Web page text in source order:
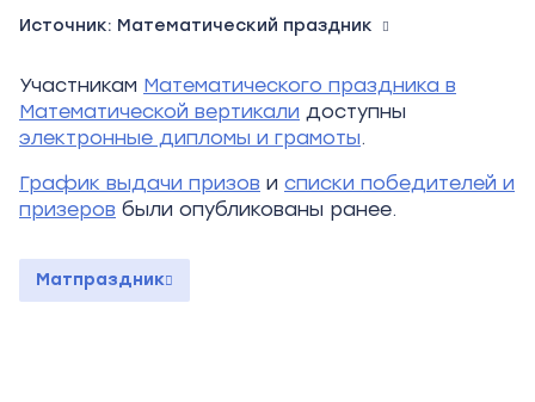
Источник: Математический праздник
Участникам Математического праздника в
Математической вертикали доступны
электронные дипломы и грамоты.
График выдачи призов и списки победителей и
призеров были опубликованы ранее.
Матпраздник